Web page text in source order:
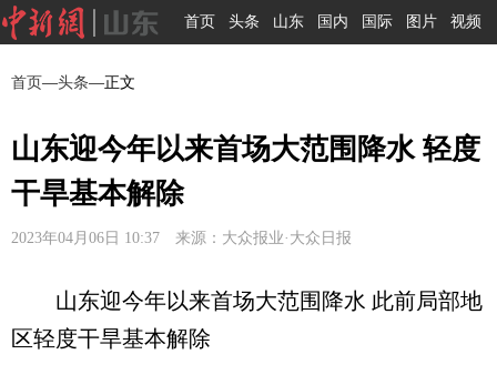
首页 头条 山东 国内 国际 图片 视频
首页—头条—正文
山东迎今年以来首场大范围降水 轻度
干旱基本解除
2023年04月06日 10:37 来源：大众报业·大众日报
山东迎今年以来首场大范围降水 此前局部地
区轻度干旱基本解除